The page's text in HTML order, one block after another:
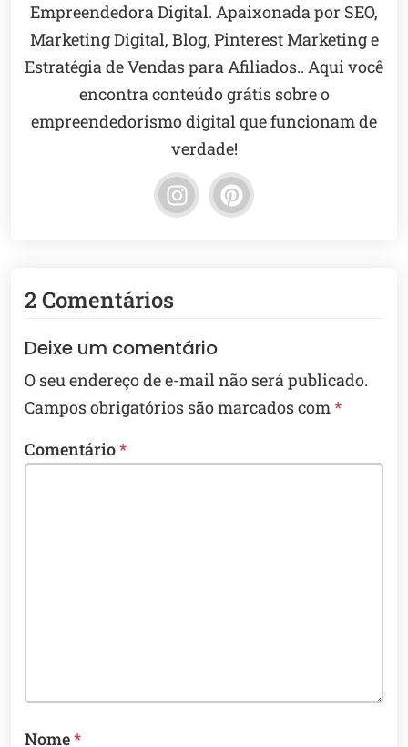
Empreendedora Digital. Apaixonada por SEO,
Marketing Digital, Blog, Pinterest Marketing e
Estratégia de Vendas para Afiliados.. Aqui você
encontra conteúdo grátis sobre o
empreendedorismo digital que funcionam de
verdade!
2 Comentários
Deixe um comentário
O seu endereço de e-mail não será publicado.
Campos obrigatórios são marcados com*
Comentário*
Nome*